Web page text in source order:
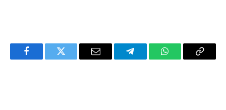
FacebookTwitter Email TelegramWhatsAppCopy